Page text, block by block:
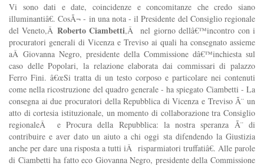
Vi sono dati e date, coincidenze e concomitanze che credo siano
illuminantiâ€. CosÃ¬ - in una nota - il Presidente del Consiglio regionale
del Veneto,Â Roberto Ciambetti,Â nel giorno dellâ€™incontro con i
procuratori generali di Vicenza e Treviso ai quali ha consegnato assieme
aÂ Giovanna Negro, presidente della Commissione dâ€™inchiesta sul
caso delle Popolari, la relazione elaborata dai commissari di palazzo
Ferro Fini. â€œSi tratta di un testo corposo e particolare nei contenuti
come nella ricostruzione del quadro generale - ha spiegato Ciambetti - La
consegna ai due procuratori della Repubblica di Vicenza e Treviso Ã¨ un
atto di cortesia istituzionale, un momento di collaborazione tra Consiglio
regionaleÂ e Procura della Repubblica: la nostra speranza Ã¨ di
contribuire e aver dato un aiuto a chi oggi sta difendendo la Giustizia
anche per dare una risposta a tutti iÂ risparmiatori truffatiâ€. Alle parole
di Ciambetti ha fatto eco Giovanna Negro, presidente della Commissione